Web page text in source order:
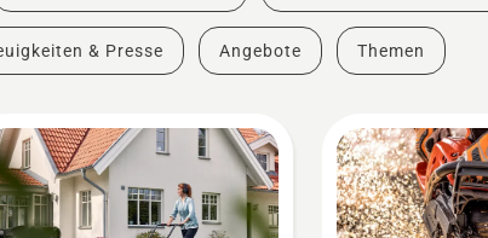
& Presse Angebote Themen